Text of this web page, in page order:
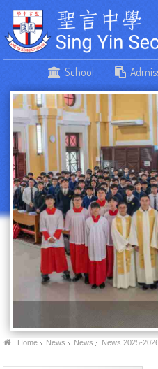
School
Home News News News 2025-